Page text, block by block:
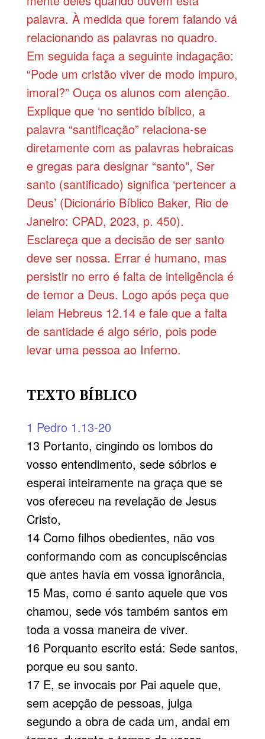
palavra. À medida que forem falando vá
relacionando as palavras no quadro.
Em seguida faça a seguinte indagação:
“Pode um cristão viver de modo impuro,
imoral?” Ouça os alunos com atenção.
Explique que ‘no sentido bíblico, a
palavra “santificação” relaciona-se
diretamente com as palavras hebraicas
e gregas para designar “santo”, Ser
santo (santificado) significa ‘pertencer a
Deus’ (Dicionário Bíblico Baker, Rio de
Janeiro: CPAD, 2023, p. 450).
Esclareça que a decisão de ser santo
deve ser nossa. Errar é humano, mas
persistir no erro é falta de inteligência é
de temor a Deus. Logo após peça que
leiam Hebreus 12.14 e fale que a falta
de santidade é algo sério, pois pode
levar uma pessoa ao Inferno.
TEXTO BÍBLICO
1 Pedro 1.13-20
13 Portanto, cingindo os lombos do
vosso entendimento, sede sóbrios e
esperai inteiramente na graça que se
vos ofereceu na revelação de Jesus
Cristo,
14 Como filhos obedientes, não vos
conformando com as concupiscências
que antes havia em vossa ignorância,
15 Mas, como é santo aquele que vos
chamou, sede vós também santos em
toda a vossa maneira de viver.
16 Porquanto escrito está: Sede santos,
porque eu sou santo.
17 E, se invocais por Pai aquele que,
sem acepção de pessoas, julga
segundo a obra de cada um, andai em